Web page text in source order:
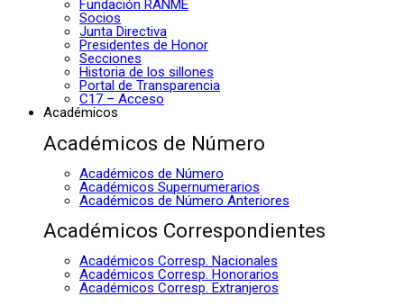
Fundación RANME
Socios
Junta Directiva
Presidentes de Honor
Secciones
Historia de los sillones
Portal de Transparencia
C17 – Acceso
Académicos
Académicos de Número
Académicos de Número
Académicos Supernumerarios
Académicos de Número Anteriores
Académicos Correspondientes
Académicos Corresp. Nacionales
Académicos Corresp. Honorarios
Académicos Corresp. Extranjeros